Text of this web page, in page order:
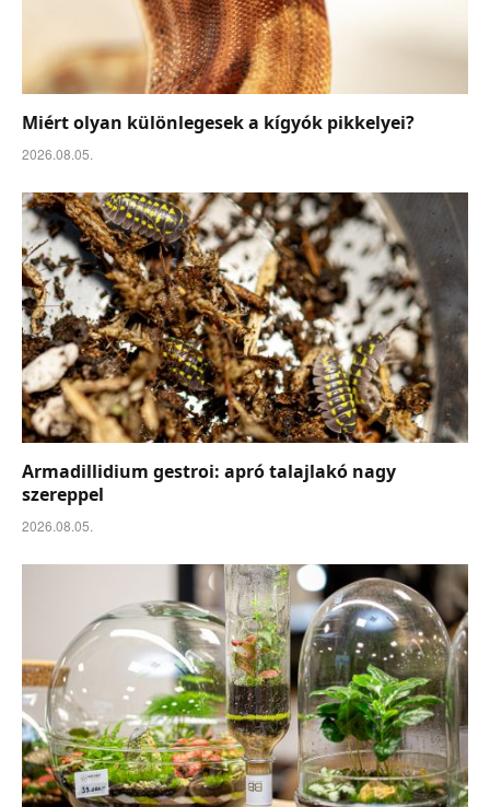
Miért olyan különlegesek a kígyók pikkelyei?
2026.08.05.
Armadillidium gestroi: apró talajlakó nagy
szereppel
2026.08.05.